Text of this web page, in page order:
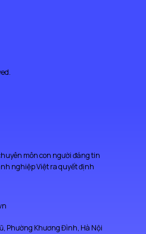
môn con người đáng tin
nghiệp Việt ra quyết định
Phường Khương Đình, Hà Nội